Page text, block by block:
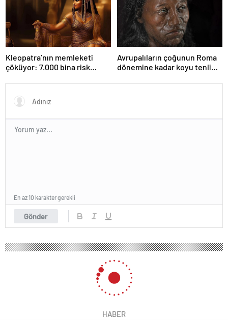
Kleopatra’nın memleketi
çöküyor: 7.000 bina risk
Avrupalıların çoğunun Roma
dönemine kadar koyu tenli
Gönder
En az 10 karakter gerekli
HABER